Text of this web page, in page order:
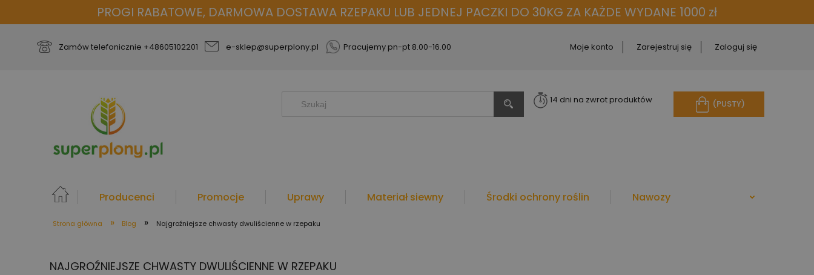
PROGI RABATOWE, DARMOWA DOSTAWA RZEPAKU LUB JEDNEJ PACZKI DO 30KG ZA KAŻDE WYDANE 1000 zł
Zamów telefonicznie +48605102201 e-sklep@superplony.pl Pracujemy pn-pt 8.00-16.00 Moje konto Zarejestruj się Zaloguj się
(PUSTY)
14 dni na zwrot produktów
Producenci Promocje Uprawy Materiał siewny Środki ochrony roślin Nawozy
więcej
Strona główna » Blog » Najgroźniejsze chwasty dwuliścienne w rzepaku
NAJGROŹNIEJSZE CHWASTY DWULIŚCIENNE W RZEPAKU